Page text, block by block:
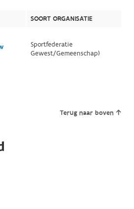
SOORT ORGANISATIE
Sportfederatie
Gewest/Gemeenschap)
Terug naar boven